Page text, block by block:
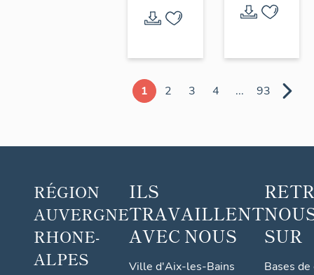
1 2 3 4 ... 93
RÉGION
AUVERGNE
RHONE-
ALPES
ILS
TRAVAILLENT
AVEC NOUS
Ville d'Aix-les-Bains
SUR
Bases